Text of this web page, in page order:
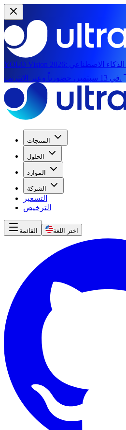
YOLO Vision 2026: الاصطناعي
في 13 سبتمبر، حضورياً وعبر الإنترنت.
المنتجات
الحلول
الموارد
الشركة
التسعير
الترخيص
القائمة اختر اللغة